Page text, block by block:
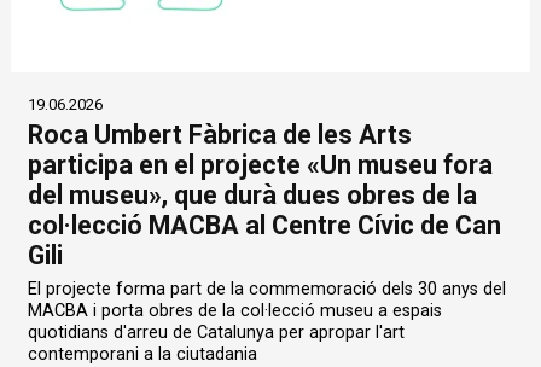
19.06.2026
Roca Umbert Fàbrica de les Arts
participa en el projecte «Un museu fora
del museu», que durà dues obres de la
col·lecció MACBA al Centre Cívic de Can
Gili
El projecte forma part de la commemoració dels 30 anys del
MACBA i porta obres de la col·lecció museu a espais
quotidians d'arreu de Catalunya per apropar l'art
contemporani a la ciutadania